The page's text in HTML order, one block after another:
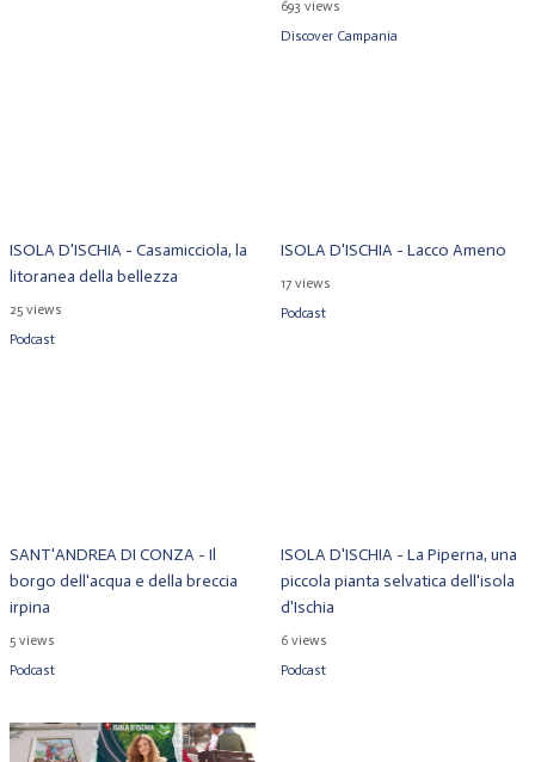
693 views
Discover Campania
ISOLA D'ISCHIA - Casamicciola, la
litoranea della bellezza
25 views
Podcast
ISOLA D'ISCHIA - Lacco Ameno
17 views
Podcast
SANT'ANDREA DI CONZA - Il
borgo dell'acqua e della breccia
irpina
5 views
Podcast
ISOLA D'ISCHIA - La Piperna, una
piccola pianta selvatica dell'isola
d'Ischia
6 views
Podcast